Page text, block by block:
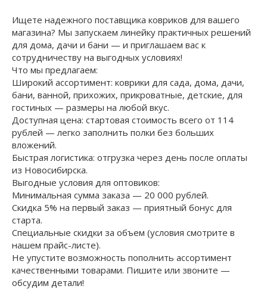
Ищете надежного поставщика ковриков для вашего
магазина? Мы запускаем линейку практичных решений
для дома, дачи и бани — и приглашаем вас к
сотрудничеству на выгодных условиях!
Что мы предлагаем:
Широкий ассортимент: коврики для сада, дома, дачи,
бани, ванной, прихожих, прикроватные, детские, для
гостиных — размеры на любой вкус.
Доступная цена: стартовая стоимость всего от 114
рублей — легко заполнить полки без больших
вложений.
Быстрая логистика: отгрузка через день после оплаты
из Новосибирска.
Выгодные условия для оптовиков:
Минимальная сумма заказа — 20 000 рублей.
Скидка 5% на первый заказ — приятный бонус для
старта.
Специальные скидки за объем (условия смотрите в
нашем прайс-листе).
Не упустите возможность пополнить ассортимент
качественными товарами. Пишите или звоните —
обсудим детали!